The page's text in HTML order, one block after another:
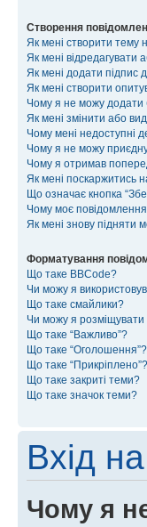
Створення
Як мені створити тему
Як мені відредагувати
Як мені додати підпис
Як мені створити
Чому я не можу додати
Як мені змінити або
Чому мені недоступні
Чому я не можу
Чому я отримав
Як мені поскаржитись
Що означає кнопка
Чому моє
Як мені знову підняти
Форматування
Що таке BBCode?
Чи можу я
Що таке смайлики?
Чи можу я
Що таке “Важливо”?
Що таке “Оголошення”?
Що таке “Прикріплено”?
Що таке закриті теми?
Що таке значок теми?
Вхід
Чому я